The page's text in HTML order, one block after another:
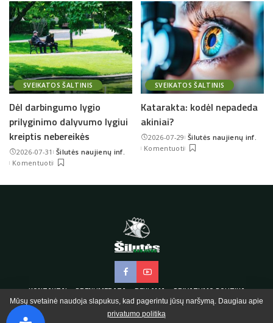
SVEIKATOS ŠALTINIS
Dėl darbingumo lygio
prilyginimo dalyvumo lygiui
kreiptis nebereikės
2026-07-31 Posted
by
Šilutės naujienų inf.
Komentuoti
SVEIKATOS ŠALTINIS
Katarakta: kodėl nepadeda
akiniai?
2026-07-29Posted
by
Šilutės naujienų inf.
Komentuoti
KONTAKTAI PRENUMERATA REKLAMA PRIVATUMO POLITIKA
Mūsų svetainė naudoja slapukus, kad pagerintu jūsų naršymą. Daugiau apie
privatumo politiką